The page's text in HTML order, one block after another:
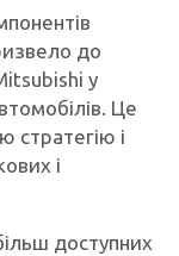
до
у
Це
стратегію і
і
доступних